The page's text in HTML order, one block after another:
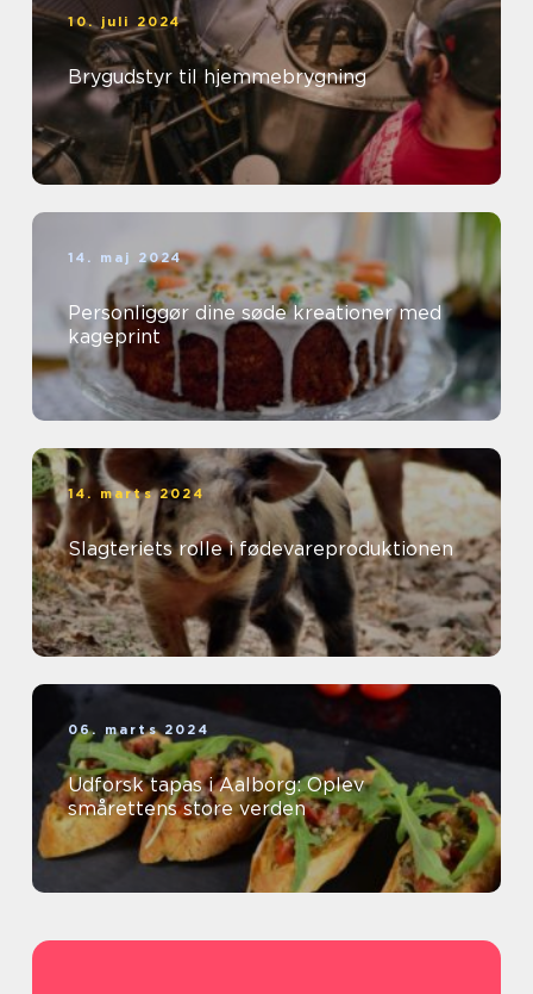
10. juli 2024
Brygudstyr til hjemmebrygning
14. maj 2024
Personliggør dine søde kreationer med
kageprint
14. marts 2024
Slagteriets rolle i fødevareproduktionen
06. marts 2024
Udforsk tapas i Aalborg: Oplev
smårettens store verden